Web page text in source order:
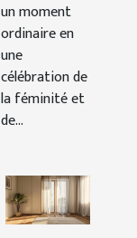
un moment
ordinaire en
une
célébration de
la féminité et
de...